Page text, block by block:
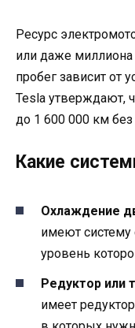
Ресурс
или даже
пробег зависит от
Tesla утверждают,
до 1 600 000 км
Какие
Охлаждение
имеют
уровень
Редуктор или
имеет